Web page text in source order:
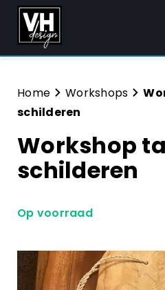
Producten
Tuinmeubelen
Sanitair
Meubelsets
Hulp & Contact
Home Workshops
schilderen
Workshop
schilderen
Op voorraad